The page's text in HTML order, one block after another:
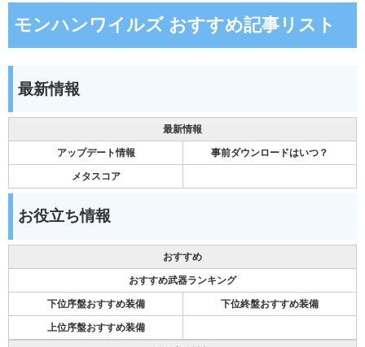
モンハンワイルズ おすすめ記事リスト
最新情報
最新情報
アップデート情報 事前ダウンロードはいつ？
メタスコア
お役立ち情報
おすすめ
おすすめ武器ランキング
下位序盤おすすめ装備 下位終盤おすすめ装備
上位序盤おすすめ装備